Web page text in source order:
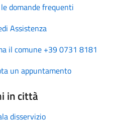
domande frequenti
Assistenza
il comune +39 0731 8181
un appuntamento
in città
disservizio